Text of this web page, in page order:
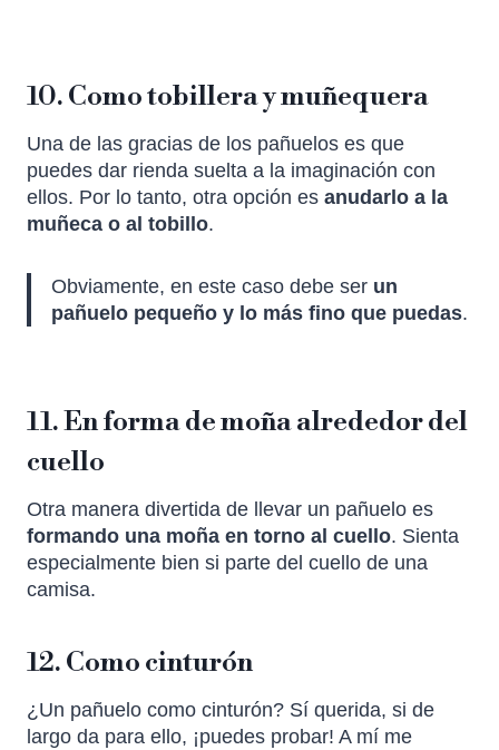
10. Como tobillera y muñequera
Una de las gracias de los pañuelos es que
puedes dar rienda suelta a la imaginación con
ellos. Por lo tanto, otra opción es anudarlo a la
muñeca o al tobillo.
Obviamente, en este caso debe ser un
pañuelo pequeño y lo más fino que puedas.
11. En forma de moña alrededor del
cuello
Otra manera divertida de llevar un pañuelo es
formando una moña en torno al cuello. Sienta
especialmente bien si parte del cuello de una
camisa.
12. Como cinturón
¿Un pañuelo como cinturón? Sí querida, si de
largo da para ello, ¡puedes probar! A mí me